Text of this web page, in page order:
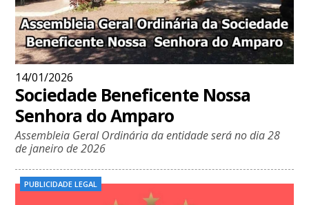
14/01/2026
Sociedade Beneficente Nossa
Senhora do Amparo
Assembleia Geral Ordinária da entidade será no dia 28
de janeiro de 2026
PUBLICIDADE LEGAL